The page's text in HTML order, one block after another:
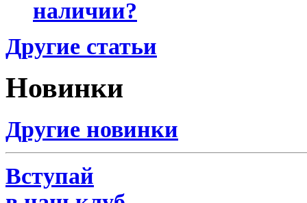
наличии?
Другие статьи
Новинки
Другие новинки
Вступай